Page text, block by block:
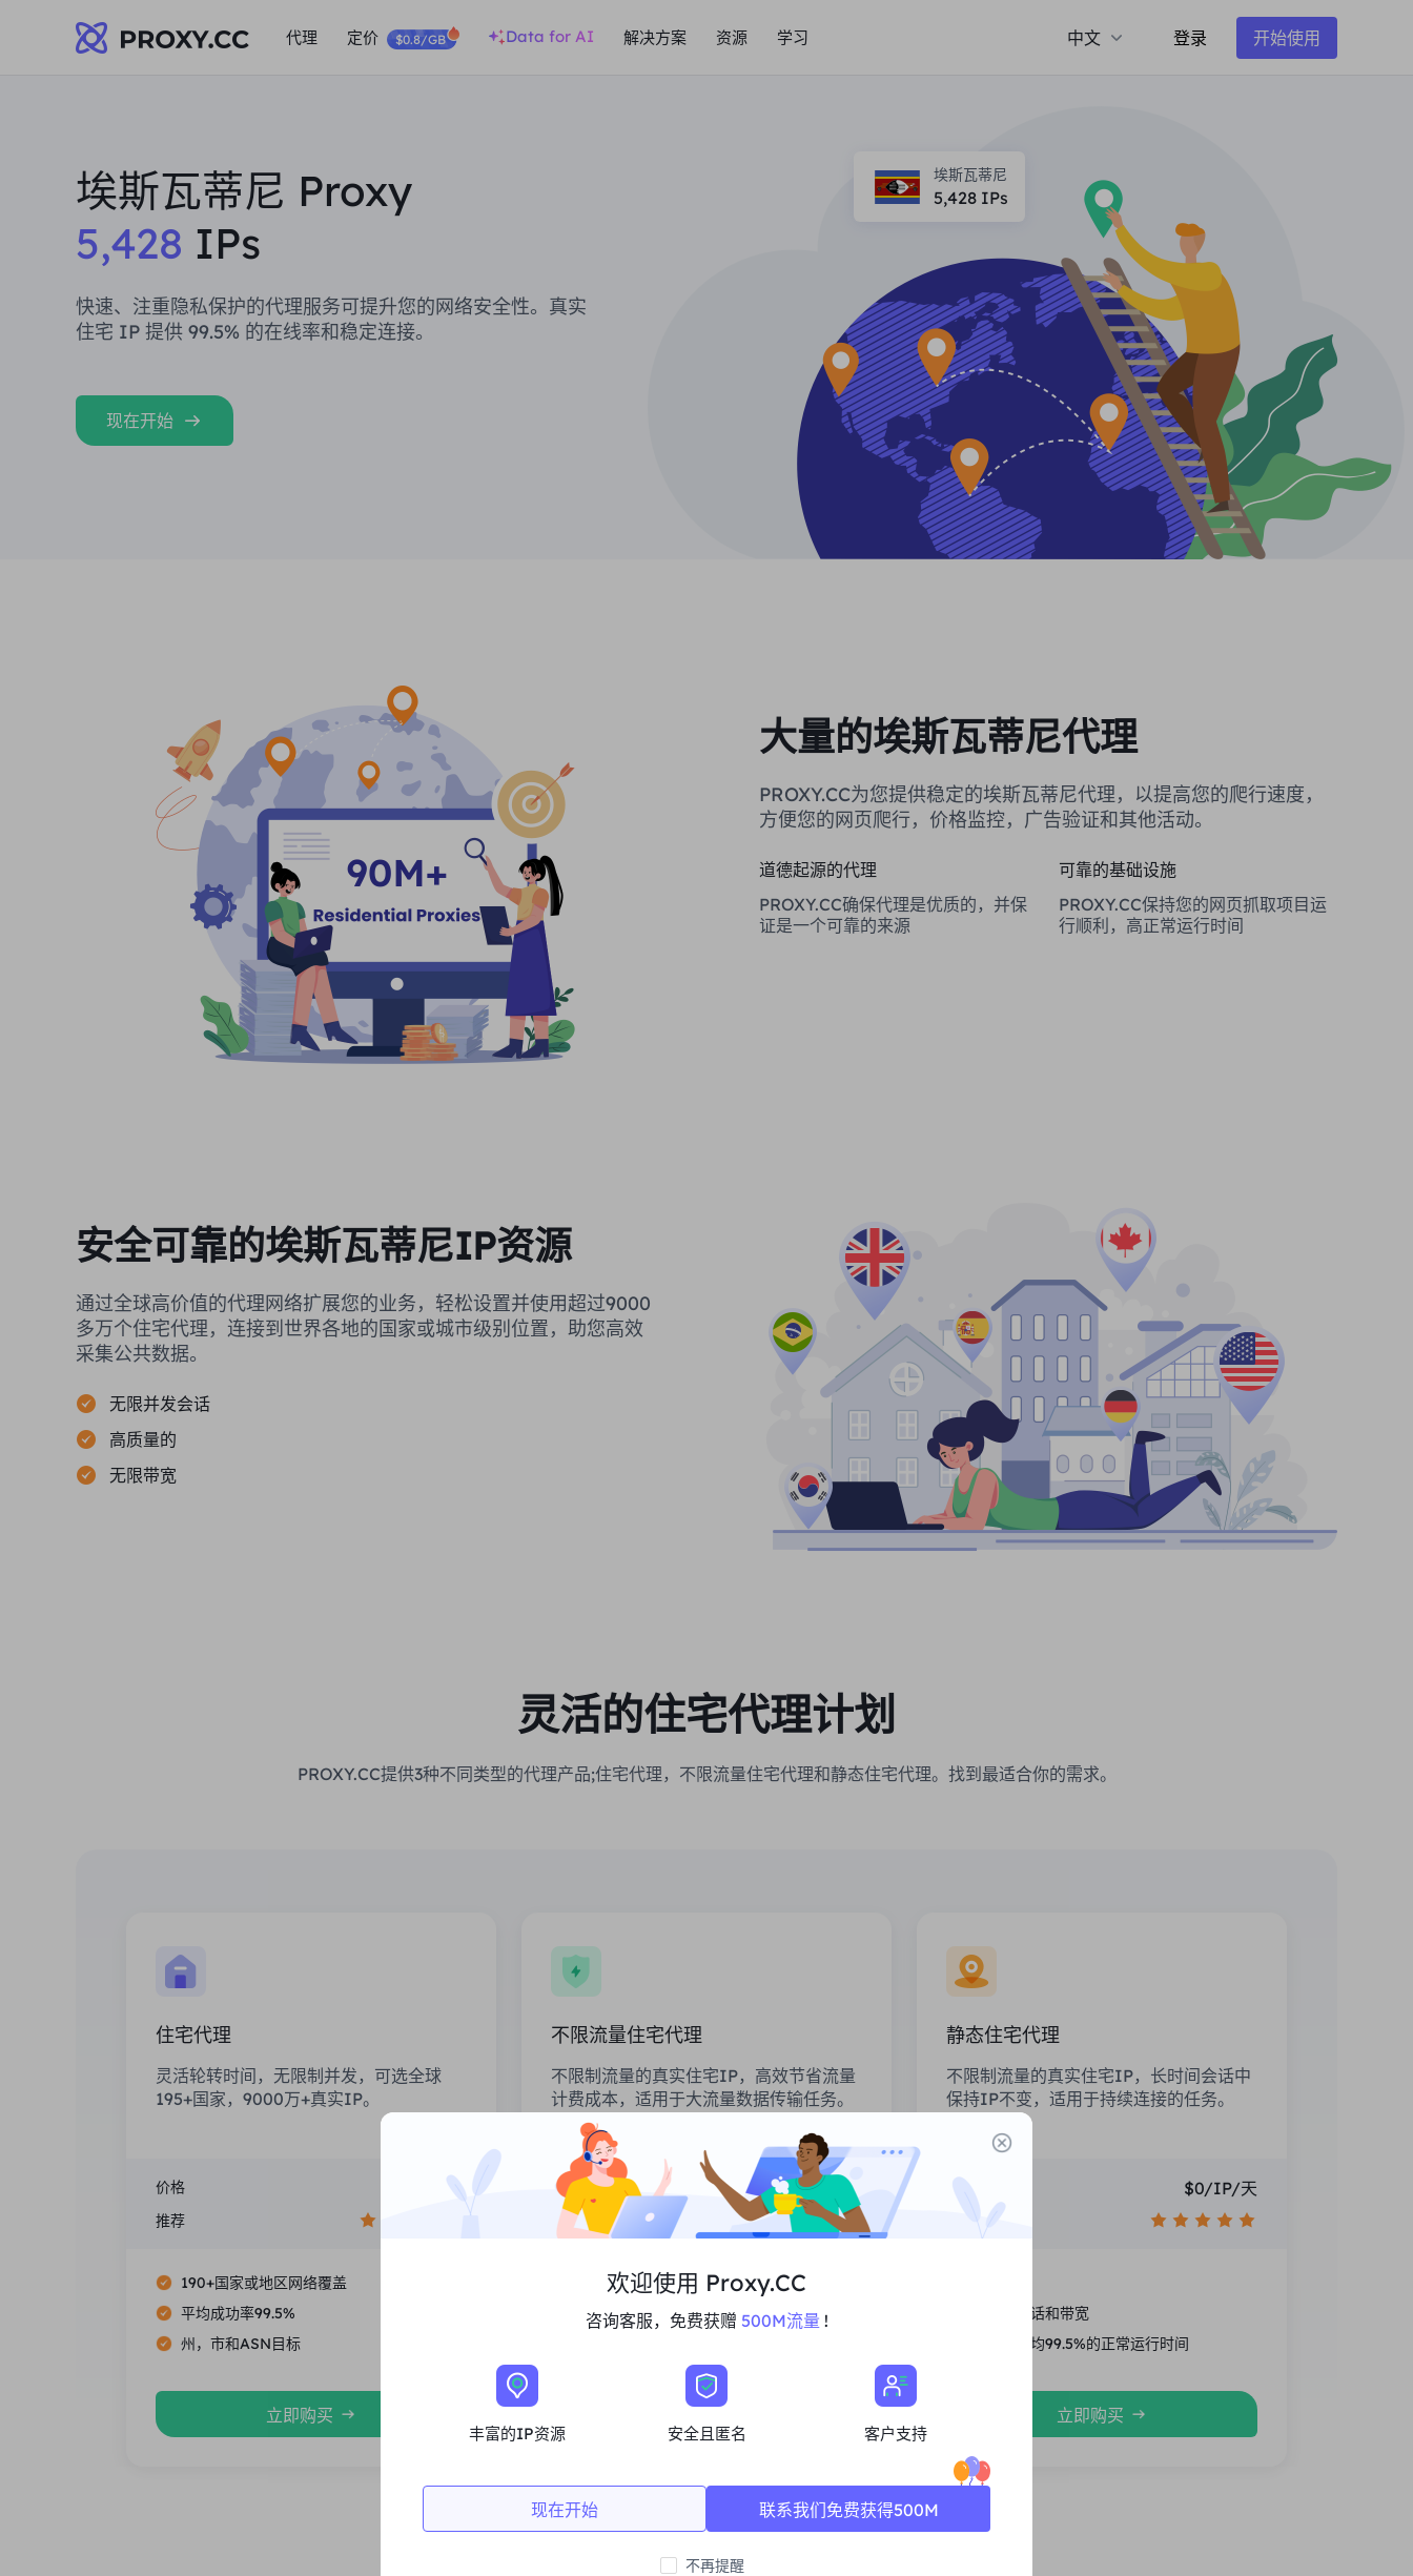
代理 定价 $0.8/GB Data for AI 解决方案 资源 学习 中文 登录 开始使用
埃斯瓦蒂尼 Proxy
5,428 IPs
快速、注重隐私保护的代理服务可提升您的网络安全性。真实
住宅 IP 提供 99.5% 的在线率和稳定连接。
现在开始
埃斯瓦蒂尼
5,428 IPs
大量的埃斯瓦蒂尼代理
PROXY.CC为您提供稳定的埃斯瓦蒂尼代理，以提高您的爬行速度，
方便您的网页爬行，价格监控，广告验证和其他活动。
道德起源的代理
PROXY.CC确保代理是优质的，并保
证是一个可靠的来源
可靠的基础设施
PROXY.CC保持您的网页抓取项目运
行顺利，高正常运行时间
安全可靠的埃斯瓦蒂尼IP资源
通过全球高价值的代理网络扩展您的业务，轻松设置并使用超过9000
多万个住宅代理，连接到世界各地的国家或城市级别位置，助您高效
采集公共数据。
无限并发会话
高质量的
无限带宽
灵活的住宅代理计划
PROXY.CC提供3种不同类型的代理产品;住宅代理，不限流量住宅代理和静态住宅代理。找到最适合你的需求。
住宅代理
灵活轮转时间，无限制并发，可选全球
195+国家，9000万+真实IP。
价格 $0/GB
推荐
190+国家或地区网络覆盖
平均成功率99.5%
州，市和ASN目标
立即购买
不限流量住宅代理
不限制流量的真实住宅IP，高效节省流量
计费成本，适用于大流量数据传输任务。
价格 $0/天
推荐
支持Multi-Concurrency
无限的会话和带宽
静态住宅代理
不限制流量的真实住宅IP，长时间会话中
保持IP不变，适用于持续连接的任务。
价格 $0/IP/天
推荐
无限的会话和带宽
高性能平均99.5%的正常运行时间
立即购买
欢迎使用 Proxy.CC
咨询客服，免费获赠 500M流量 !
丰富的IP资源 安全且匿名 客户支持
现在开始 联系我们免费获得500M
不再提醒